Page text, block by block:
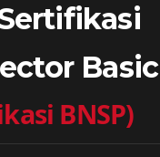
Basic
BNSP)